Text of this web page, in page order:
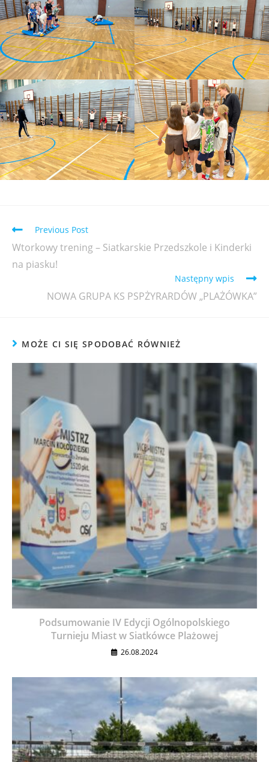
Previous Post
Wtorkowy trening – Siatkarskie Przedszkole i Kinderki
na piasku!
Następny wpis
NOWA GRUPA KS PSPŻYRARDÓW „PLAŻÓWKA”
MOŻE CI SIĘ SPODOBAĆ RÓWNIEŻ
Podsumowanie IV Edycji Ogólnopolskiego
Turnieju Miast w Siatkówce Plażowej
26.08.2024